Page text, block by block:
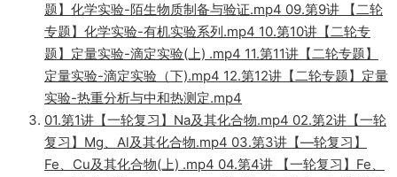
题】化学实验-陌生物质制备与验证.mp4 09.第9讲 【二轮
专题】化学实验-有机实验系列.mp4 10.第10讲【二轮专
题】定量实验-滴定实验(上) .mp4 11.第11讲【二轮专题】
定量实验-滴定实验（下).mp4 12.第12讲【二轮专题】定量
实验-热重分析与中和热测定.mp4
01.第1讲【一轮复习】Na及其化合物.mp4 02.第2讲【一轮
复习】Mg、Al及其化合物.mp4 03.第3讲【—轮复习】
Fe、Cu及其化合物(上) .mp4 04.第4讲 【一轮复习】Fe、